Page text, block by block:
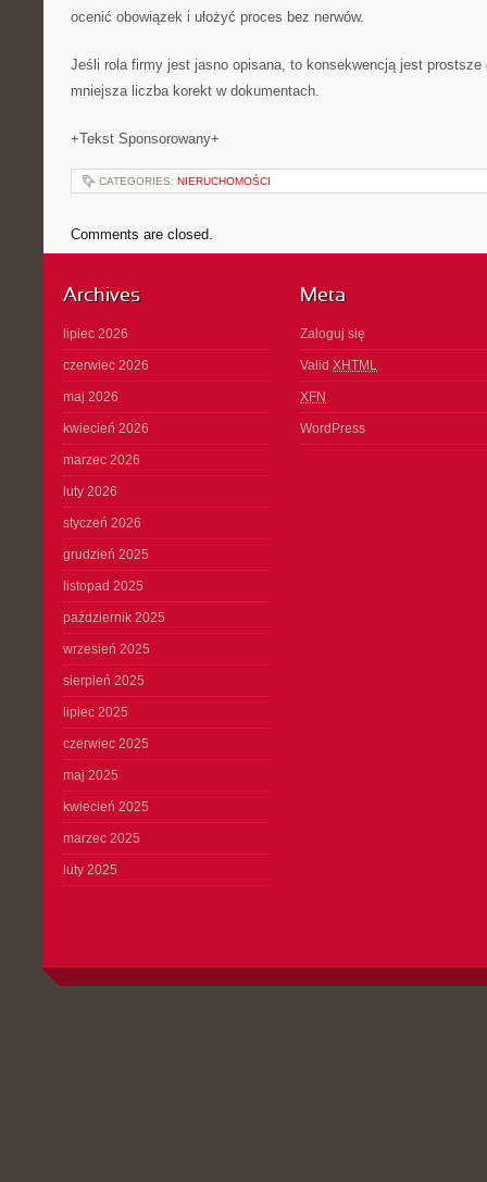
ocenić obowiązek i ułożyć proces bez nerwów.
Jeśli rola firmy jest jasno opisana, to konsekwencją jest prostsze
mniejsza liczba korekt w dokumentach.
+Tekst Sponsorowany+
CATEGORIES: NIERUCHOMOŚCI
Comments are closed.
Archives
lipiec 2026
czerwiec 2026
maj 2026
kwiecień 2026
marzec 2026
luty 2026
styczeń 2026
grudzień 2025
listopad 2025
październik 2025
wrzesień 2025
sierpień 2025
lipiec 2025
czerwiec 2025
maj 2025
kwiecień 2025
marzec 2025
luty 2025
Meta
Zaloguj się
Valid XHTML
XFN
WordPress